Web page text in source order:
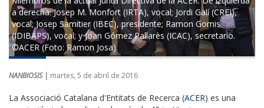
a derecha: Josep M. Monfort (IRTA), vocal; Jordi Galí (CREI),
vocal; Josep Samitier (IBEC), presidente; Ramon Gomis
(IDIBAPS), vocal; y Joan Gómez Pallarès (ICAC), secretario.
©ACER (Foto: Ramon Josa).
NANBIOSIS | martes, 5 de abril de 2016
La Associació Catalana d'Entitats de Recerca (ACER) es una